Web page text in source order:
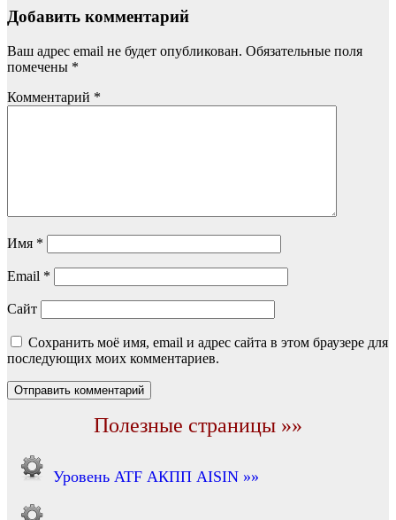
Добавить комментарий
Ваш адрес email не будет опубликован. Обязательные поля
помечены *
Комментарий *
Имя *
Email *
Сайт
Сохранить моё имя, email и адрес сайта в этом браузере для
последующих моих комментариев.
Полезные страницы »»
Уровень ATF АКПП AISIN »»